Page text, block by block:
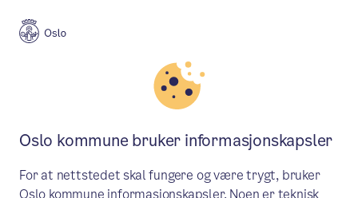
Tips til en aktiv og hyggelig
bypåske
Oslo kommune bruker informasjonskapsler
For at nettstedet skal fungere og være trygt, bruker